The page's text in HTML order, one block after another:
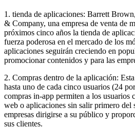
1. tienda de aplicaciones: Barrett
& Company, una empresa de venta de
próximos cinco años la tienda de
fuerza poderosa en el mercado de los
aplicaciones seguirán creciendo en
promocionar contenidos y para las
2. Compras dentro de la aplicación:
hasta uno de cada cinco usuarios (24
compras in-app permiten a los usuarios
web o aplicaciones sin salir primero del
empresas dirigirse a su público y
sus clientes.